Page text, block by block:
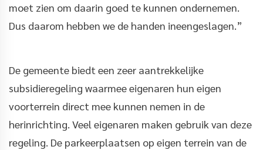
moet zien om daarin goed te kunnen ondernemen.
Dus daarom hebben we de handen ineengeslagen.”
De gemeente biedt een zeer aantrekkelijke
subsidieregeling waarmee eigenaren hun eigen
voorterrein direct mee kunnen nemen in de
herinrichting. Veel eigenaren maken gebruik van deze
regeling. De parkeerplaatsen op eigen terrein van de